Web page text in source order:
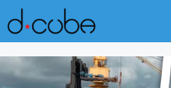
Skip
to
content